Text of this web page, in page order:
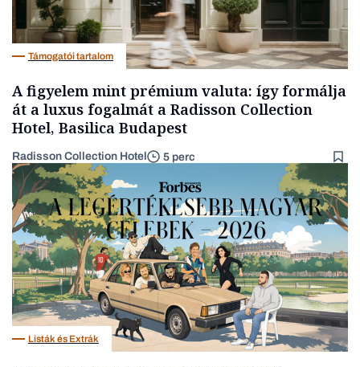
Támogatói tartalom
A figyelem mint prémium valuta: így formálja
át a luxus fogalmát a Radisson Collection
Hotel, Basilica Budapest
Radisson Collection Hotel 5 perc
Listák és Extrák